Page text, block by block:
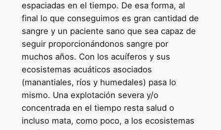
espaciadas en el tiempo. De esa forma, al
final lo que conseguimos es gran cantidad de
sangre y un paciente sano que sea capaz de
seguir proporcionándonos sangre por
muchos años. Con los acuíferos y sus
ecosistemas acuáticos asociados
(manantiales, ríos y humedales) pasa lo
mismo. Una explotación severa y/o
concentrada en el tiempo resta salud o
incluso mata, como poco, a los ecosistemas